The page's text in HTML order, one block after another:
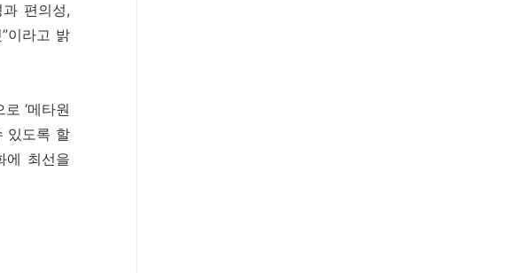
편의성,
”이라고 밝
로 ‘메타원
있도록 할
에 최선을